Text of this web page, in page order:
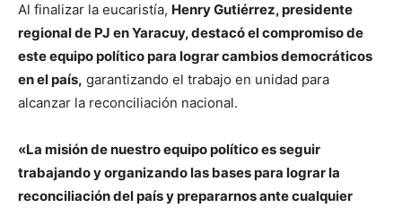
Al finalizar la eucaristía, Henry Gutiérrez, presidente
regional de PJ en Yaracuy, destacó el compromiso de
este equipo político para lograr cambios democráticos
en el país, garantizando el trabajo en unidad para
alcanzar la reconciliación nacional.
«La misión de nuestro equipo político es seguir
trabajando y organizando las bases para lograr la
reconciliación del país y prepararnos ante cualquier